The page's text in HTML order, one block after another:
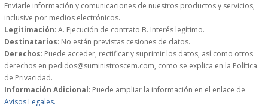
GASTOS DE ENVIO
FORMA DE PAGO
CONDICIONES DE COMPRA
Enviarle información y comunicaciones de nuestros productos y servicios,
inclusive por medios electrónicos.
Legitimación: A. Ejecución de contrato B. Interés legítimo.
Destinatarios: No están previstas cesiones de datos.
Derechos: Puede acceder, rectificar y suprimir los datos, así como otros
derechos en pedidos@suministroscem.com, como se explica en la Política
de Privacidad.
Información Adicional: Puede ampliar la información en el enlace de
Avisos Legales.